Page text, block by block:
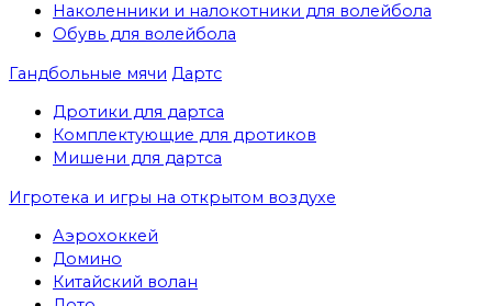
Наколенники и налокотники для волейбола
Обувь для волейбола
Гандбольные мячи Дартс
Дротики для дартса
Комплектующие для дротиков
Мишени для дартса
Игротека и игры на открытом воздухе
Аэрохоккей
Домино
Китайский волан